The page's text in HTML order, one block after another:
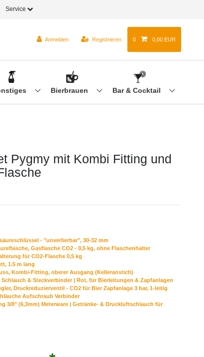
Service
Anmelden Registrieren 0 0,00 EUR
Bierbrauen Bar & Cocktail
Pygmy mit Kombi Fitting und
- "unverlierbar", 30-32 mm
Gasflasche CO2 - 0,5 kg, ohne Flaschenhalter
für CO2-Flasche 0,5 kg
1.5 m lang
Kombi-Fitting, oberer Ausgang (Kelleranstich)
& Steckverbinder | Rot, für Bierleitungen & Zapfanlagen
Druckreduzierventil - CO2 für Bier Zapfanlage 3 bar, 1-leitig
Aufschraub Verbinder
3/8" (6,3mm) Meterware | Getränke- & Druckluftschlauch für